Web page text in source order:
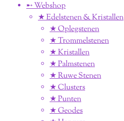
➸ Webshop
★ Edelstenen & Kristallen
★ Oplegstenen
★ Trommelstenen
★ Kristallen
★ Palmstenen
★ Ruwe Stenen
★ Clusters
★ Punten
★ Geodes